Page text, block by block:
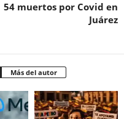
54 muertos por Covid en
Juárez
Más del autor